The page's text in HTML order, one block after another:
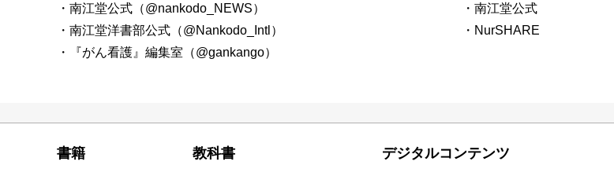
・南江堂公式（@nankodo_NEWS）
・南江堂洋書部公式（@Nankodo_Intl）
・『がん看護』編集室（@gankango）
・南江堂公式
・NurSHARE
書籍 教科書 デジタルコンテンツ